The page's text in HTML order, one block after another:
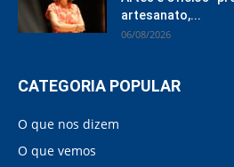
artesanato,...
06/08/2026
CATEGORIA POPULAR
O que nos dizem
O que vemos